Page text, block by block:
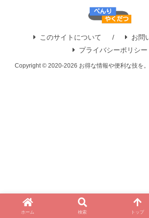
このサイトについて
お問
プライバシーポリシー
Copyright © 2020-2026 お得な情報や便利な技を
ホーム 検索 トップ